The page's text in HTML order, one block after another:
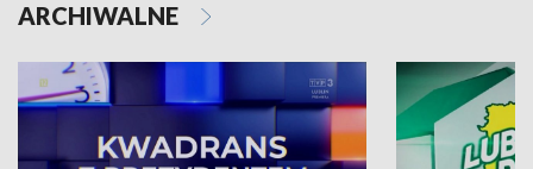
ARCHIWALNE